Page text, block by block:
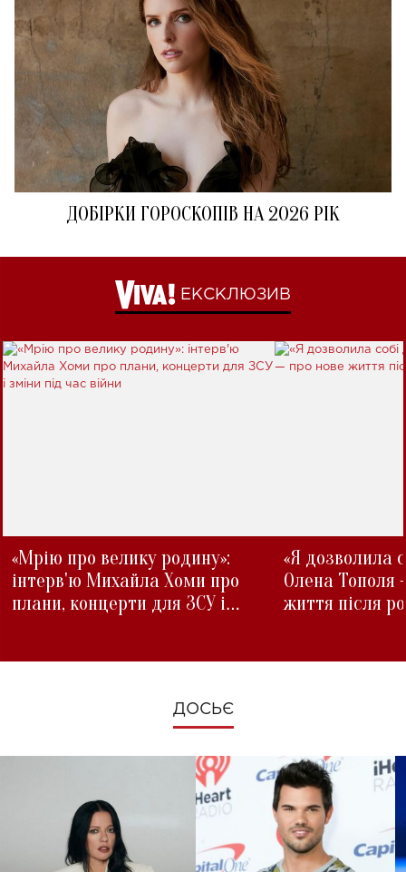
ДОБІРКИ ГОРОСКОПІВ НА 2026 РІК
ЕКСКЛЮЗИВ
«Мрію про велику родину»:
інтерв'ю Михайла Хоми про
плани, концерти для ЗСУ і
«Я дозволила
Олена Тополя
життя після
ДОСЬЄ